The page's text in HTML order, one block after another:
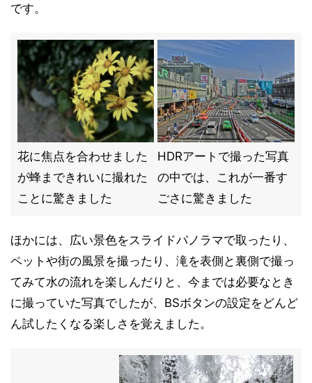
です。
花に焦点を合わせました
が蜂まできれいに撮れた
ことに驚きました
HDRアートで撮った写真
の中では、これが一番す
ごさに驚きました
ほかには、広い景色をスライドパノラマで取ったり、
ペットや街の風景を撮ったり、滝を表側と裏側で撮っ
てみて水の流れを楽しんだりと、今までは必要なとき
に撮っていた写真でしたが、BSボタンの設定をどんど
ん試したくなる楽しさを覚えました。